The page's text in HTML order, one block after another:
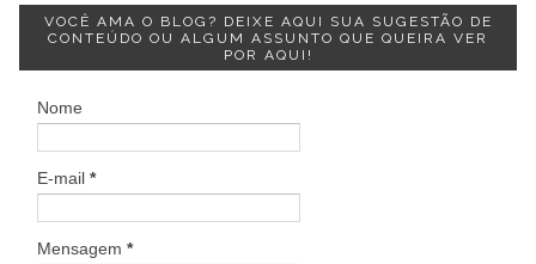
VOCÊ AMA O BLOG? DEIXE AQUI SUA SUGESTÃO DE
CONTEÚDO OU ALGUM ASSUNTO QUE QUEIRA VER
POR AQUI!
Nome
E-mail *
Mensagem *